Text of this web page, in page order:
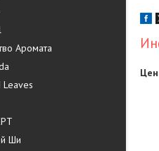
Аромата
Leaves
Ши